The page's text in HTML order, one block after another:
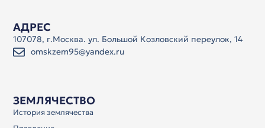
ЗЕМЛЯЧЕСТВО
История землячества
АДРЕС
107078, г.Москва. ул. Большой Козловский переулок, 14
omskzem95@yandex.ru